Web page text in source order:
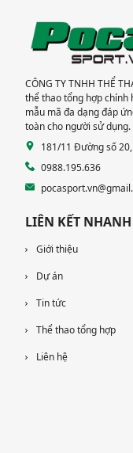
CÔNG TY TNHH THỂ
thể thao tổng hợp chính
mẫu mã đa dạng đáp
toàn cho người sử dụng.
181/11 Đường số
0988.195.636
LIÊN KẾT NHANH
Giới thiệu
Dự án
Tin tức
Thể thao tổng hợp
Liên hệ